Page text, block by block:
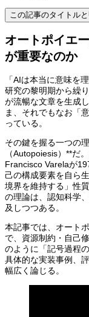
この記事のタイトル
オートポイエ
が重要なのか
「AIは本当に意味
研究の黎明期から繰
が流暢な文章を生成
ま、それでもなお「
っている。
その鍵を握る一つの
（Autopoiesis）**だ
Francisco Varelaが
己の構成要素を自ら
境界を維持する」性
の理論は、認知科学
及しつつある。
本記事では、オート
で、資源制約・自己
のように「記号過程
具体的な実装事例、
幅広く論じる。